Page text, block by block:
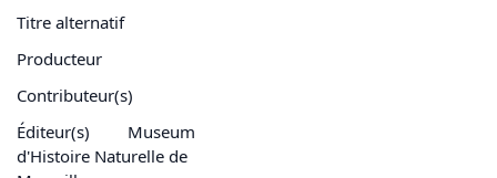
Titre alternatif
Producteur
Contributeur(s)
Éditeur(s)
Museum
d'Histoire Naturelle de